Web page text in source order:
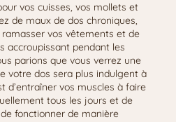
vos cuisses, vos mollets et
de maux de dos chroniques,
vos vêtements et de
accroupissant pendant les
parions que vous verrez une
votre dos sera plus indulgent à
d’entraîner vos muscles à faire
tous les jours et de
fonctionner de manière